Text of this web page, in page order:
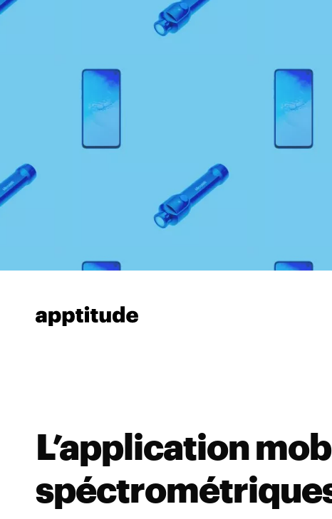
L’application